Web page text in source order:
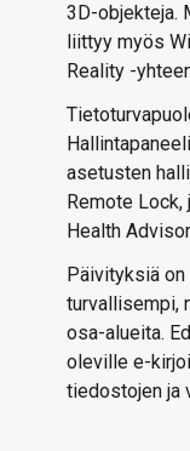
3D-objekteja.
liittyy myös
Reality -
asetusten
Remote
Health
Päivityksiä
turvallisempi,
osa-alueita.
oleville e-
tiedostojen ja